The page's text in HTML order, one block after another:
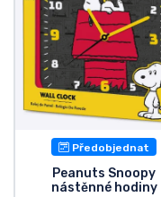
Předobjednat
Peanuts Snoopy
nástěnné hodiny
Seriálové věci
Filmové věci
Úžasné věci
Anime věci